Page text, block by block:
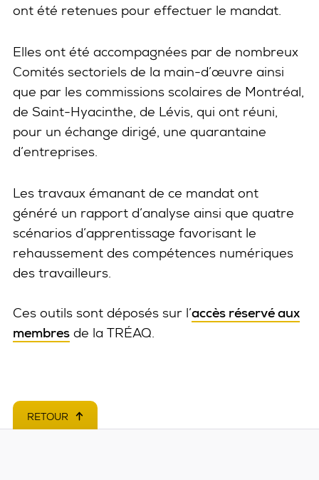
ont été retenues pour effectuer le mandat.
Elles ont été accompagnées par de nombreux
Comités sectoriels de la main-d’œuvre ainsi
que par les commissions scolaires de Montréal,
de Saint-Hyacinthe, de Lévis, qui ont réuni,
pour un échange dirigé, une quarantaine
d’entreprises.
Les travaux émanant de ce mandat ont
généré un rapport d’analyse ainsi que quatre
scénarios d’apprentissage favorisant le
rehaussement des compétences numériques
des travailleurs.
Ces outils sont déposés sur l’accès réservé aux
membres de la TRÉAQ.
RETOUR EN HAUT DE PAGE